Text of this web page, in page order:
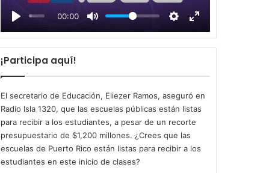
00:00
l
a
y
¡Participa aquí!
El secretario de Educación, Eliezer Ramos, aseguró en
Radio Isla 1320, que las escuelas públicas están listas
para recibir a los estudiantes, a pesar de un recorte
presupuestario de $1,200 millones. ¿Crees que las
escuelas de Puerto Rico están listas para recibir a los
estudiantes en este inicio de clases?